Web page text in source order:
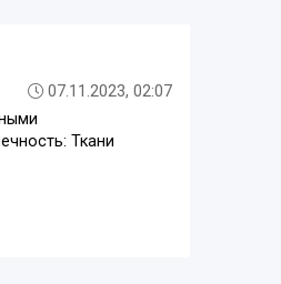
07.11.2023, 02:07
Ткани